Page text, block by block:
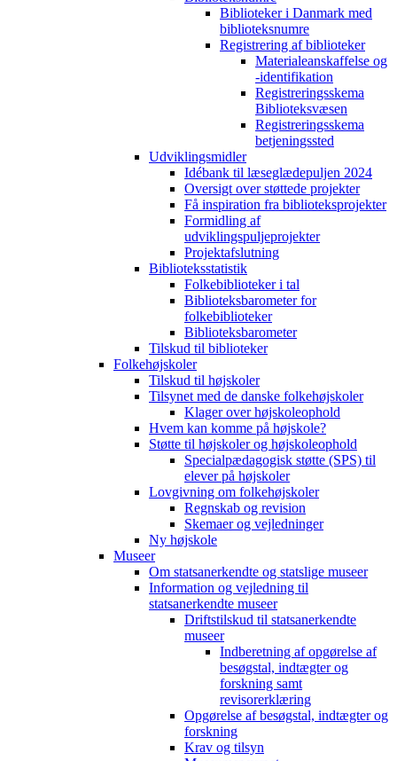
Biblioteker i Danmark med
biblioteksnumre
Registrering af biblioteker
Materialeanskaffelse og
-identifikation
Registreringsskema
Biblioteksvæsen
Registreringsskema
betjeningssted
Udviklingsmidler
Idébank til læseglædepuljen 2024
Oversigt over støttede projekter
Få inspiration fra biblioteksprojekter
Formidling af
udviklingspuljeprojekter
Projektafslutning
Biblioteksstatistik
Folkebiblioteker i tal
Biblioteksbarometer for
folkebiblioteker
Biblioteksbarometer
Tilskud til biblioteker
Folkehøjskoler
Tilskud til højskoler
Tilsynet med de danske folkehøjskoler
Klager over højskoleophold
Hvem kan komme på højskole?
Støtte til højskoler og højskoleophold
Specialpædagogisk støtte (SPS) til
elever på højskoler
Lovgivning om folkehøjskoler
Regnskab og revision
Skemaer og vejledninger
Ny højskole
Museer
Om statsanerkendte og statslige museer
Information og vejledning til
statsanerkendte museer
Driftstilskud til statsanerkendte
museer
Indberetning af opgørelse af
besøgstal, indtægter og
forskning samt
revisorerklæring
Opgørelse af besøgstal, indtægter og
forskning
Krav og tilsyn